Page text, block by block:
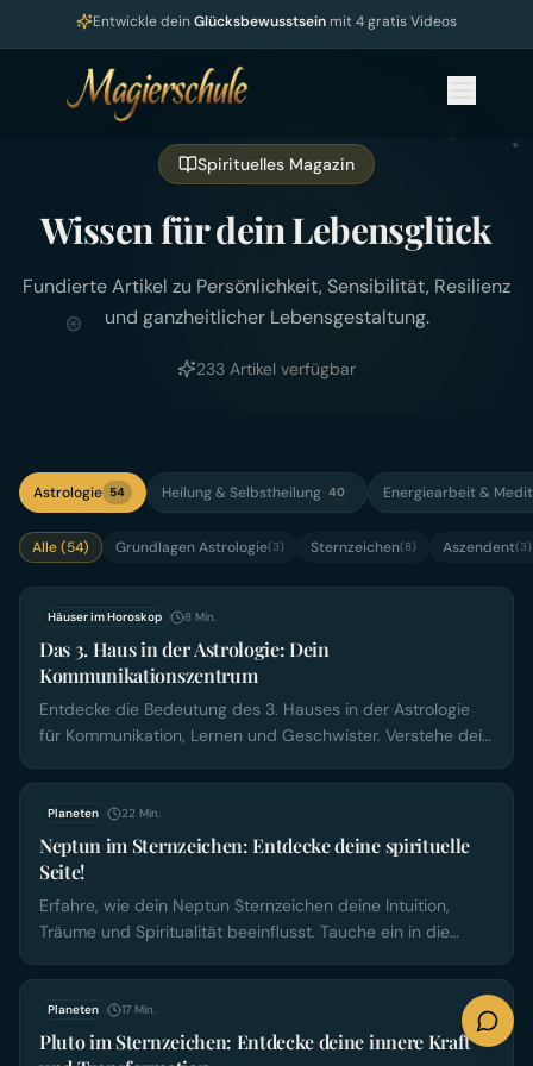
Entwickle dein Glücksbewusstseinmit 4 gratis Videos
✦
⊛
Spirituelles Magazin
Wissen für dein Lebensglück
Fundierte Artikel zu Persönlichkeit, Sensibilität, Resilienz
und ganzheitlicher Lebensgestaltung.
233 Artikel verfügbar
Astrologie 54 Heilung & Selbstheilung 40 Energiearbeit &
Alle (54) Grundlagen Astrologie(3) Sternzeichen(8) Aszendent(3)
Häuser im Horoskop 8 Min.
Das 3. Haus in der Astrologie: Dein
Kommunikationszentrum
Entdecke die Bedeutung des 3. Hauses in der Astrologie
für Kommunikation, Lernen und Geschwister. Verstehe dein
Planeten 22 Min.
Neptun im Sternzeichen: Entdecke deine spirituelle
Seite!
Erfahre, wie dein Neptun Sternzeichen deine Intuition,
Träume und Spiritualität beeinflusst. Tauche ein in die
Planeten 17 Min.
Pluto im Sternzeichen: Entdecke deine innere Kraft